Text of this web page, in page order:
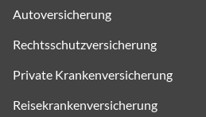
Autoversicherung
Rechtsschutzversicherung
Private Krankenversicherung
Reisekrankenversicherung